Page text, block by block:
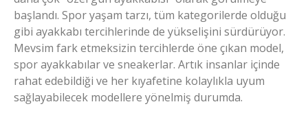
başlandı. Spor yaşam tarzı, tüm kategorilerde olduğu
gibi ayakkabı tercihlerinde de yükselişini sürdürüyor.
Mevsim fark etmeksizin tercihlerde öne çıkan model,
spor ayakkabılar ve sneakerlar. Artık insanlar içinde
rahat edebildiği ve her kıyafetine kolaylıkla uyum
sağlayabilecek modellere yönelmiş durumda.